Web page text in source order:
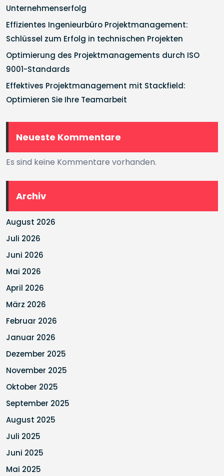
Unternehmenserfolg
Effizientes Ingenieurbüro Projektmanagement:
Schlüssel zum Erfolg in technischen Projekten
Optimierung des Projektmanagements durch ISO
9001-Standards
Effektives Projektmanagement mit Stackfield:
Optimieren Sie Ihre Teamarbeit
Neueste Kommentare
Es sind keine Kommentare vorhanden.
Archiv
August 2026
Juli 2026
Juni 2026
Mai 2026
April 2026
März 2026
Februar 2026
Januar 2026
Dezember 2025
November 2025
Oktober 2025
September 2025
August 2025
Juli 2025
Juni 2025
Mai 2025